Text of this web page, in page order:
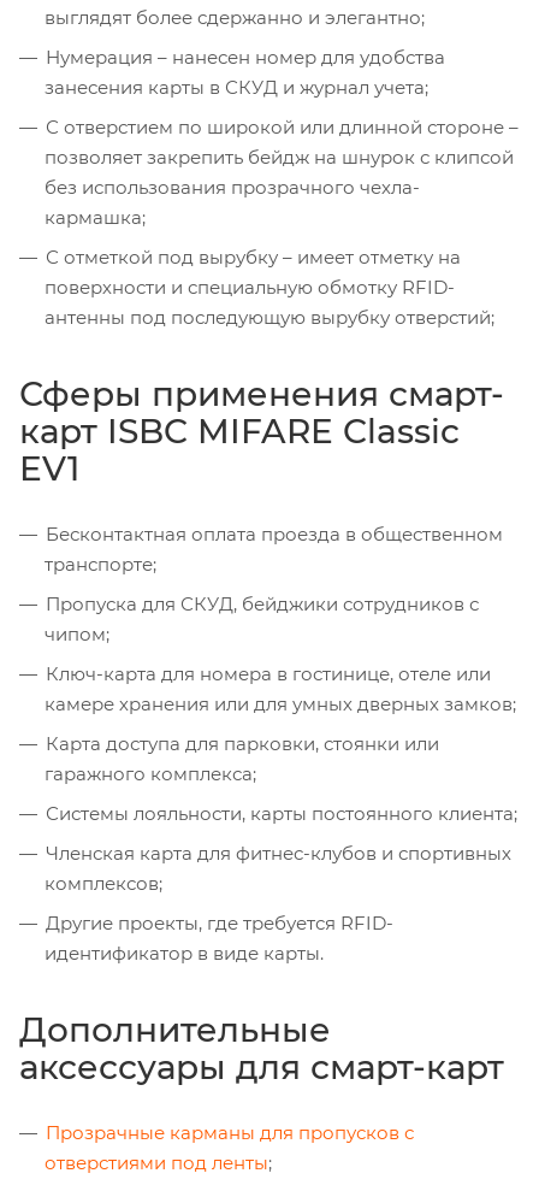
выглядят более сдержанно и элегантно;
Нумерация – нанесен номер для удобства
занесения карты в СКУД и журнал учета;
С отверстием по широкой или длинной стороне –
позволяет закрепить бейдж на шнурок с клипсой
без использования прозрачного чехла-
кармашка;
С отметкой под вырубку – имеет отметку на
поверхности и специальную обмотку RFID-
антенны под последующую вырубку отверстий;
Сферы применения смарт-
карт ISBC MIFARE Classic
EV1
Бесконтактная оплата проезда в общественном
транспорте;
Пропуска для СКУД, бейджики сотрудников с
чипом;
Ключ-карта для номера в гостинице, отеле или
камере хранения или для умных дверных замков;
Карта доступа для парковки, стоянки или
гаражного комплекса;
Системы лояльности, карты постоянного клиента;
Членская карта для фитнес-клубов и спортивных
комплексов;
Другие проекты, где требуется RFID-
идентификатор в виде карты.
Дополнительные
аксессуары для смарт-карт
Прозрачные карманы для пропусков с
отверстиями под ленты;